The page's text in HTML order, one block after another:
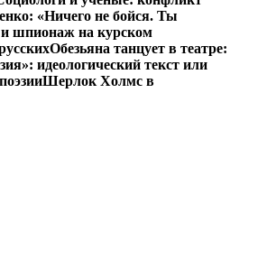
«Ничего не бойся. Ты
шпионаж на курском
Обезьяна танцует в театре:
идеологический текст или
Шерлок Холмс в